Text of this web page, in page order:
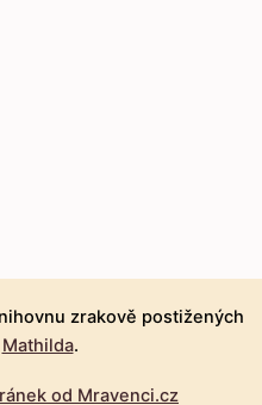
zrakově postižených
Mathilda.